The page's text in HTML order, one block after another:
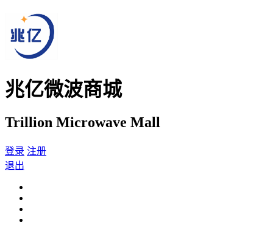
兆亿微波商城
Trillion Microwave Mall
登录 注册
退出